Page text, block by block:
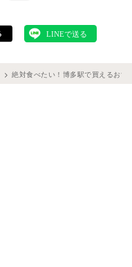
絶対食べたい！博多駅で買えるお